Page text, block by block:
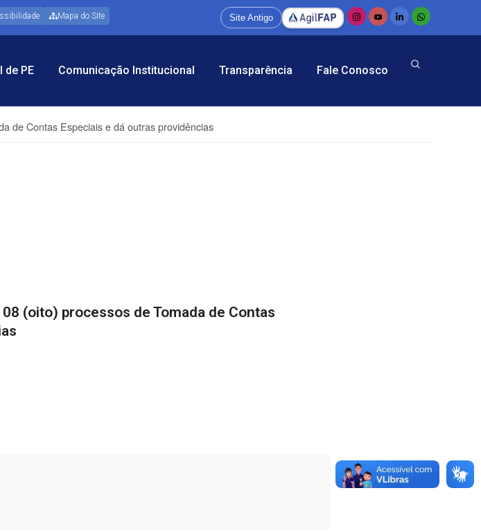
de Contas Especiais e dá outras providências
Mapa do Site Site Antigo
de PE Comunicação Institucional Transparência Fale Conosco
(oito) processos de Tomada de Contas